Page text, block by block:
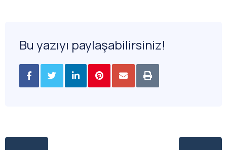
Bu yazıyı paylaşabilirsiniz!